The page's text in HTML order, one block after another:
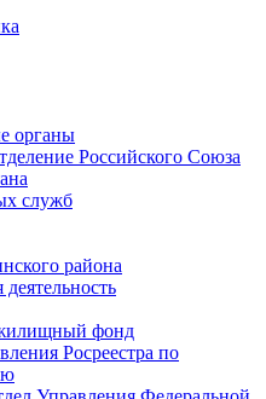
органы
Российского Союза
служб
района
фонд
Росреестра по